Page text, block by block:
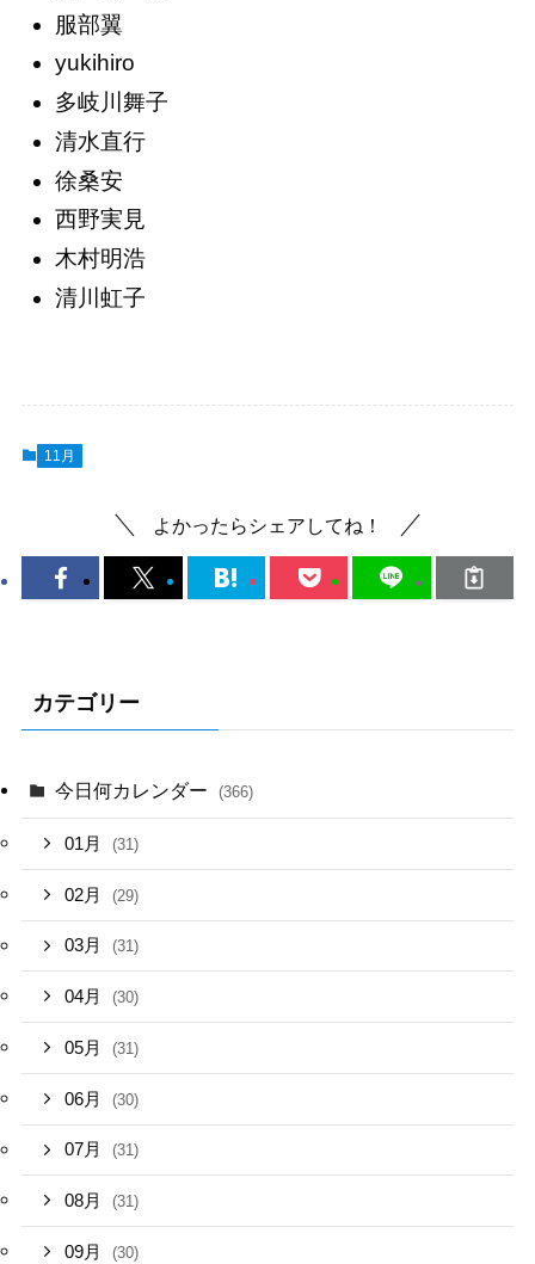
服部翼
yukihiro
多岐川舞子
清水直行
徐桑安
西野実見
木村明浩
清川虹子
11月
よかったらシェアしてね！
カテゴリー
今日何カレンダー (366)
01月 (31)
02月 (29)
03月 (31)
04月 (30)
05月 (31)
06月 (30)
07月 (31)
08月 (31)
09月 (30)